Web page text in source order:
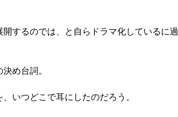
するのでは、と自らドラマ化しているに過
め台詞。
いつどこで耳にしたのだろう。